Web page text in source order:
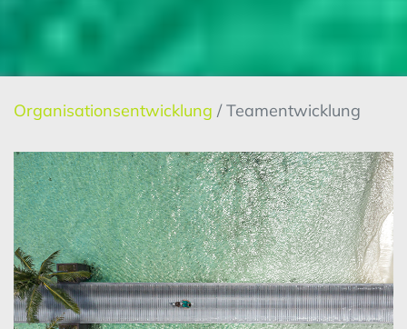
Organisationsentwicklung / Teamentwicklung